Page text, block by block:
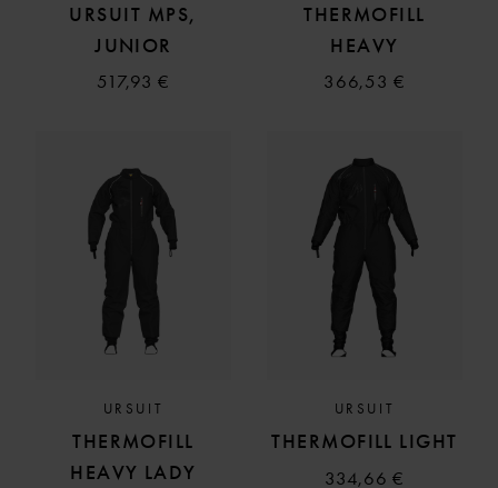
URSUIT MPS,
JUNIOR
517,93 €
THERMOFILL
HEAVY
366,53 €
URSUIT
THERMOFILL
HEAVY LADY
URSUIT
THERMOFILL LIGHT
334,66 €